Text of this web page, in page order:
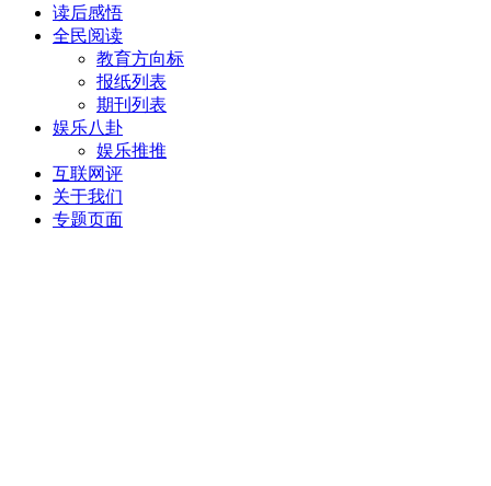
读后感悟
全民阅读
教育方向标
报纸列表
期刊列表
娱乐八卦
娱乐推推
互联网评
关于我们
专题页面